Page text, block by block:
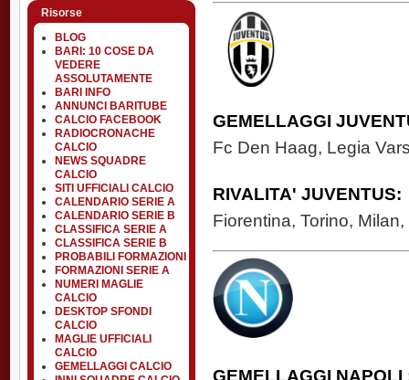
Risorse
BLOG
BARI: 10 COSE DA
VEDERE
ASSOLUTAMENTE
BARI INFO
ANNUNCI BARITUBE
CALCIO FACEBOOK
RADIOCRONACHE
CALCIO
NEWS SQUADRE
CALCIO
SITI UFFICIALI CALCIO
CALENDARIO SERIE A
CALENDARIO SERIE B
CLASSIFICA SERIE A
CLASSIFICA SERIE B
PROBABILI FORMAZIONI
FORMAZIONI SERIE A
NUMERI MAGLIE
CALCIO
DESKTOP SFONDI
CALCIO
MAGLIE UFFICIALI
CALCIO
GEMELLAGGI CALCIO
GEMELLAGGI
Fc Den Haag, Legia
RIVALITA' JUVENTUS:
Fiorentina, Torino,